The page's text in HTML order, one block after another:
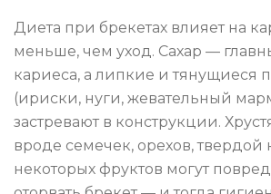
Диета при брекетах влияет на
меньше, чем уход. Сахар —
кариеса, а липкие и тянущиеся
(ириски, нуги, жевательный
застревают в конструкции.
вроде семечек, орехов, твердой
некоторых фруктов могут